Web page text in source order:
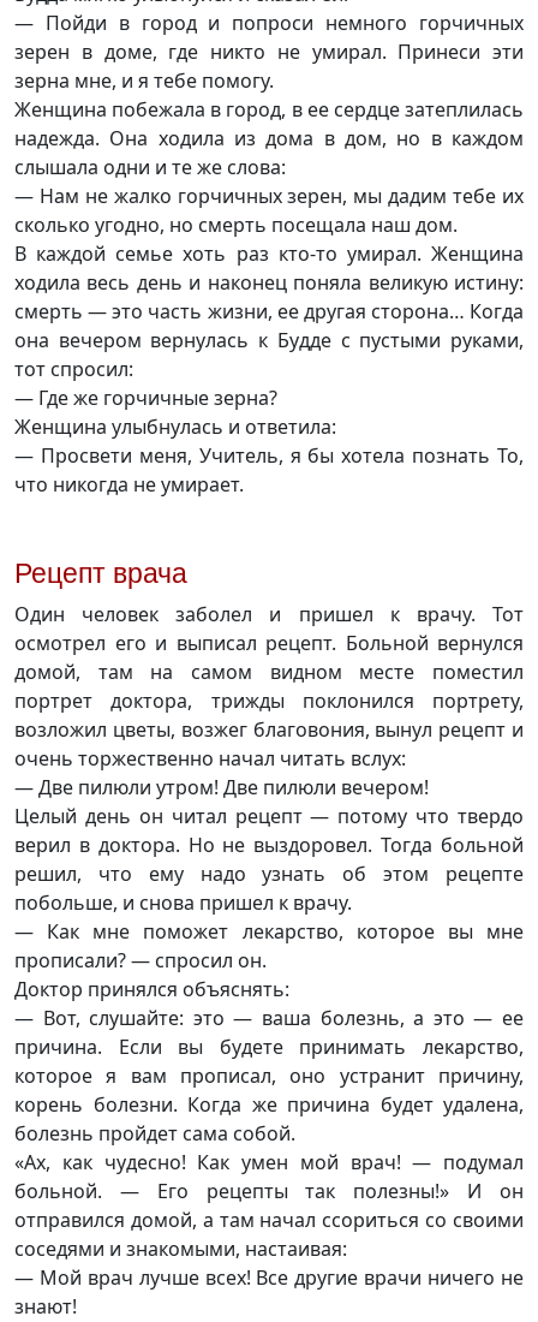
— Пойди в город и попроси немного горчичных
зерен в доме, где никто не умирал. Принеси эти
зерна мне, и я тебе помогу.
Женщина побежала в город, в ее сердце затеплилась
надежда. Она ходила из дома в дом, но в каждом
слышала одни и те же слова:
— Нам не жалко горчичных зерен, мы дадим тебе их
сколько угодно, но смерть посещала наш дом.
В каждой семье хоть раз кто-то умирал. Женщина
ходила весь день и наконец поняла великую истину:
смерть — это часть жизни, ее другая сторона… Когда
она вечером вернулась к Будде с пустыми руками,
тот спросил:
— Где же горчичные зерна?
Женщина улыбнулась и ответила:
— Просвети меня, Учитель, я бы хотела познать То,
что никогда не умирает.
Рецепт врача
Один человек заболел и пришел к врачу. Тот
осмотрел его и выписал рецепт. Больной вернулся
домой, там на самом видном месте поместил
портрет доктора, трижды поклонился портрету,
возложил цветы, возжег благовония, вынул рецепт и
очень торжественно начал читать вслух:
— Две пилюли утром! Две пилюли вечером!
Целый день он читал рецепт — потому что твердо
верил в доктора. Но не выздоровел. Тогда больной
решил, что ему надо узнать об этом рецепте
побольше, и снова пришел к врачу.
— Как мне поможет лекарство, которое вы мне
прописали? — спросил он.
Доктор принялся объяснять:
— Вот, слушайте: это — ваша болезнь, а это — ее
причина. Если вы будете принимать лекарство,
которое я вам прописал, оно устранит причину,
корень болезни. Когда же причина будет удалена,
болезнь пройдет сама собой.
«Ах, как чудесно! Как умен мой врач! — подумал
больной. — Его рецепты так полезны!» И он
отправился домой, а там начал ссориться со своими
соседями и знакомыми, настаивая:
— Мой врач лучше всех! Все другие врачи ничего не
знают!